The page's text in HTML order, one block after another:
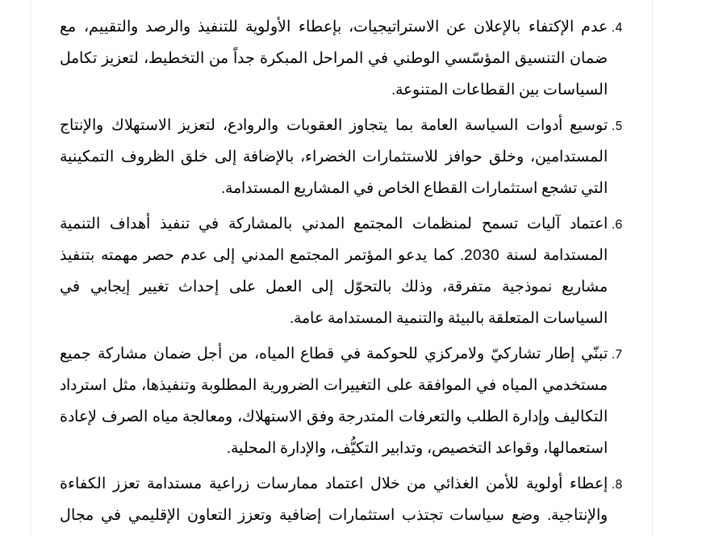
عدم الإكتفاء بالإعلان عن الاستراتيجيات، بإعطاء الأولوية للتنفيذ والرصد والتقييم، مع
ضمان التنسيق المؤسّسي الوطني في المراحل المبكرة جداً من التخطيط، لتعزيز تكامل
السياسات بين القطاعات المتنوعة.
توسیع أدوات السیاسة العامة بما یتجاوز العقوبات والروادع، لتعزيز الاستهلاك والإنتاج
المستدامين، وخلق حوافز للاستثمارات الخضراء، بالإضافة إلی خلق الظروف التمکینیة
التي تشجع استثمارات القطاع الخاص في المشاریع المستدامة.
اعتماد آليات تسمح لمنظمات المجتمع المدني بالمشاركة في تنفيذ أهداف التنمية
المستدامة لسنة 2030. كما يدعو المؤتمر المجتمع المدني إلى عدم حصر مهمته بتنفيذ
مشاريع نموذجية متفرقة، وذلك بالتحوّل إلى العمل على إحداث تغيير إيجابي في
السياسات المتعلقة بالبيئة والتنمية المستدامة عامة.
تبنّي إطار تشاركيّ ولامرکزي للحوکمة في قطاع المياه، من أجل ضمان مشارکة جميع
مستخدمي المياه في الموافقة علی التغييرات الضرورية المطلوبة وتنفيذها، مثل استرداد
التکاليف وإدارة الطلب والتعرفات المتدرجة وفق الاستهلاك، ومعالجة مياه الصرف لإعادة
استعمالها، وقواعد التخصيص، وتدابير التكيُّف، والإدارة المحلية.
إعطاء أولوية للأمن الغذائي من خلال اعتماد ممارسات زراعية مستدامة تعزز الكفاءة
والإنتاجية. وضع سياسات تجتذب استثمارات إضافية وتعزز التعاون الإقليمي في مجال